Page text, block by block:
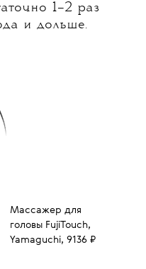
1–2 раз
и дольше.
Массажер для
головы FujiTouch,
Yamaguchi, 9136 ₽